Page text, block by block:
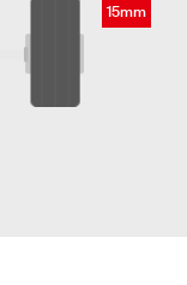
15mm